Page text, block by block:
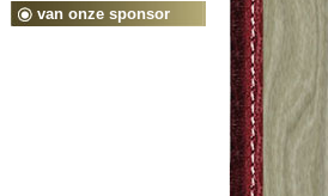
van onze sponsor